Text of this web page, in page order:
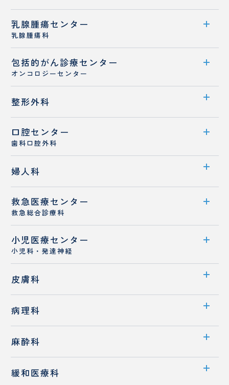
ドクターズコスメ
診療概要
医師紹介
診療科案内
医師紹介
乳腺腫瘍センター
乳腺腫瘍科
センター案内
医師紹介
包括的がん診療センター
オンコロジーセンター
センター案内
診療体制
医師紹介
整形外科
診療科案内
医師紹介
口腔センター
歯科口腔外科
センター案内
診療概要
医師紹介
婦人科
診療科案内
医師紹介
救急医療センター
救急総合診療科
救急医療センター案内
小児医療センター
小児科・発達神経
センター案内
医師紹介
皮膚科
診療科案内
診療概要
病理科
診療科案内
医師紹介
麻酔科
診療科案内
緩和医療科